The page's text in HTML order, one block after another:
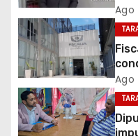
ó
n
d
e
e
en
Ago
en
Ago